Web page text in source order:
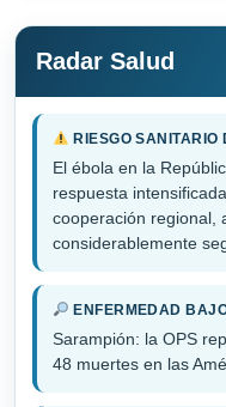
Radar Salud
RIESGO SANITARIO
El ébola en la
respuesta
cooperación regional,
considerablemente
ENFERMEDAD
Sarampión: la OPS
48 muertes en las